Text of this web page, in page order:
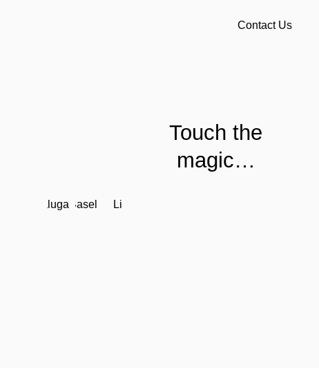
Contact Us
Touch the
magic…
Li
Basel
Baluga